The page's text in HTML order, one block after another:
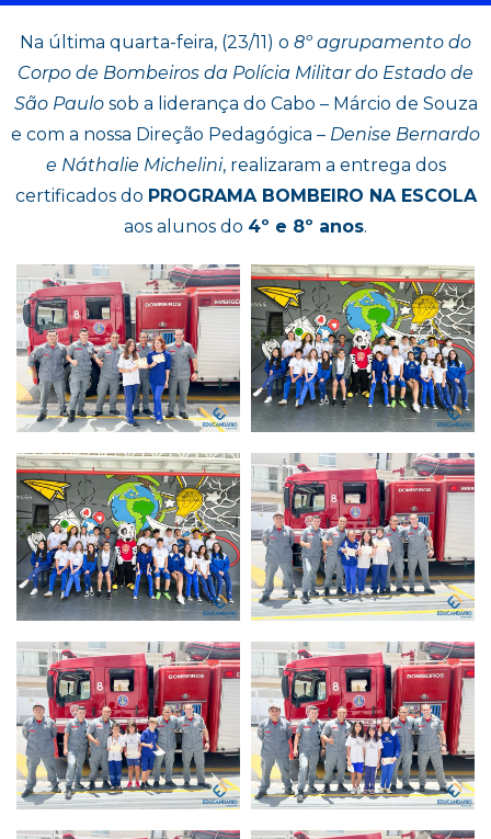
Na última quarta-feira, (23/11) o 8º agrupamento do
Corpo de Bombeiros da Polícia Militar do Estado de
São Paulosob a liderança do Cabo – Márcio de Souza
e com a nossa Direção Pedagógica – Denise Bernardo
e Náthalie Michelini, realizaram a entrega dos
certificados do PROGRAMA BOMBEIRO NA ESCOLA
aos alunos do 4º e 8º anos.